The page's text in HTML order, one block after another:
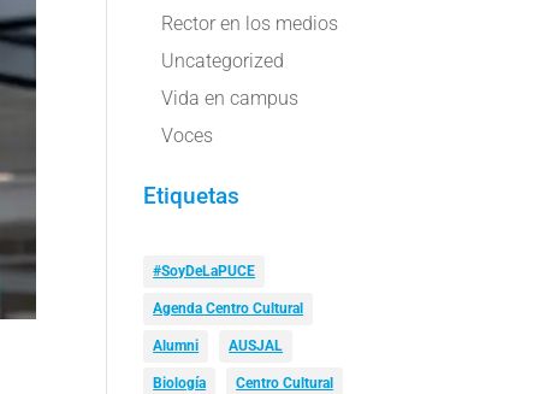
Rector en los medios
Uncategorized
Vida en campus
Voces
Etiquetas
#SoyDeLaPUCE
Agenda Centro Cultural
Alumni AUSJAL
Biología Centro Cultural